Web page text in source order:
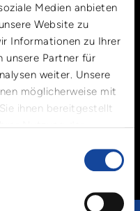
Medien anbieten
Website zu
Informationen zu Ihrer
unsere Partner für
weiter. Unsere
möglicherweise mit
ihnen bereitgestellt
und
die
von 48
Poolmanagement mit
es uns, Ihren
termingerecht
die Logistikbranche